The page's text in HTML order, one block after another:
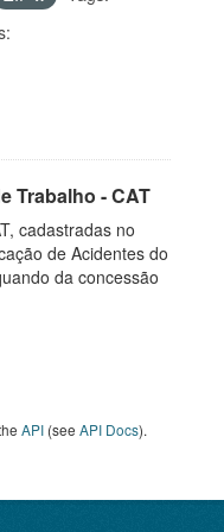
Trabalho - CAT
cadastradas no
de Acidentes do
da concessão
API (see API Docs).